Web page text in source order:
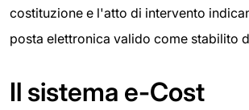
costituzione e l'atto di intervento
posta elettronica valido come stabilito
Il sistema e-Cost